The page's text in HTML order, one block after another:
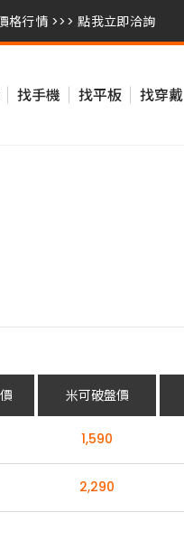
行情 >>> 點我立即洽詢
行情 >>> 點我立即洽詢
找手機 找平板 找穿戴
米可破盤價
1,590
2,290